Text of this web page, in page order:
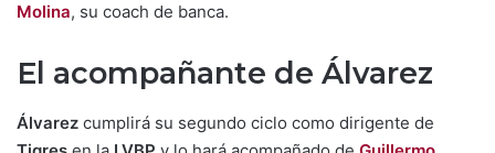
Molina, su coach de banca.
El acompañante de Álvarez
Álvarez cumplirá su segundo ciclo como dirigente de